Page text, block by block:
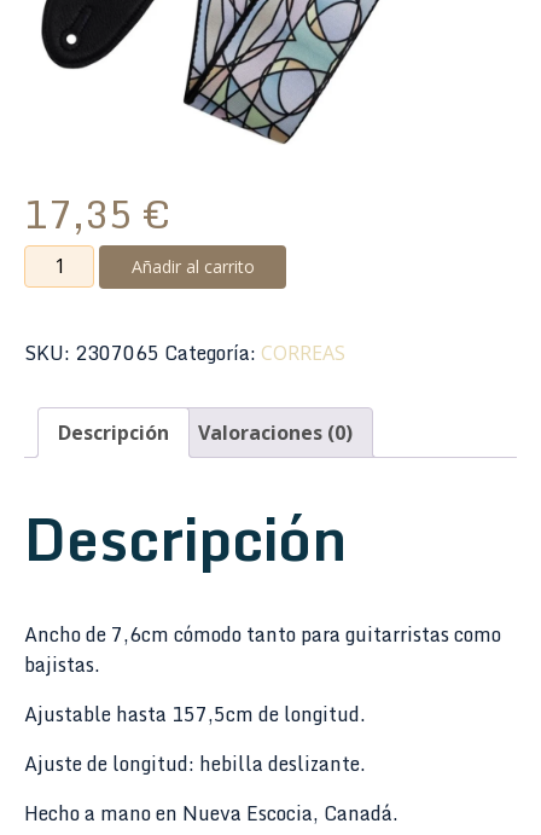
17,35 €
Correa
Levy's
007
Series
Pastel
Añadir al carrito
SKU: 2307065 Categoría: CORREAS
Descripción Valoraciones (0)
Descripción
Ancho de 7,6cm cómodo tanto para guitarristas como
bajistas.
Ajustable hasta 157,5cm de longitud.
Ajuste de longitud: hebilla deslizante.
Hecho a mano en Nueva Escocia, Canadá.